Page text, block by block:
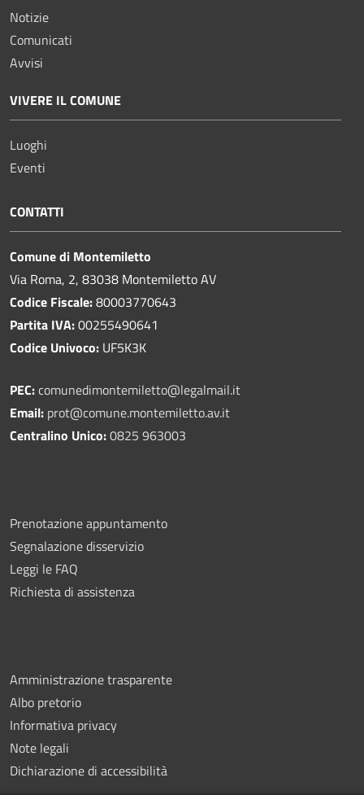
Notizie
Comunicati
Avvisi
VIVERE IL COMUNE
Luoghi
Eventi
CONTATTI
Comune di Montemiletto
Via Roma, 2, 83038 Montemiletto AV
Codice Fiscale:80003770643
Partita IVA:00255490641
Codice Univoco: UF5K3K
PEC:comunedimontemiletto@legalmail.it
Email: prot@comune.montemiletto.av.it
Centralino Unico:0825 963003
Prenotazione appuntamento
Segnalazione disservizio
Leggi le FAQ
Richiesta di assistenza
Amministrazione trasparente
Albo pretorio
Informativa privacy
Note legali
Dichiarazione di accessibilità